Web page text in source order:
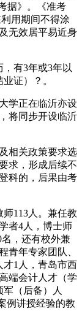
据》。《准考
用期间不得涂
无效居平易近身
有3年或3年以
证）？。
学正在临沂亦设
将同步开设临沂
相关政策要求选
求，形成后续不
科的，后果由考
113人。兼任教
者4人，博士师
，还有校外兼
青年专家团队、
才1人，青岛市西
端会计人才（学
（后备）人
例讲授经验的教